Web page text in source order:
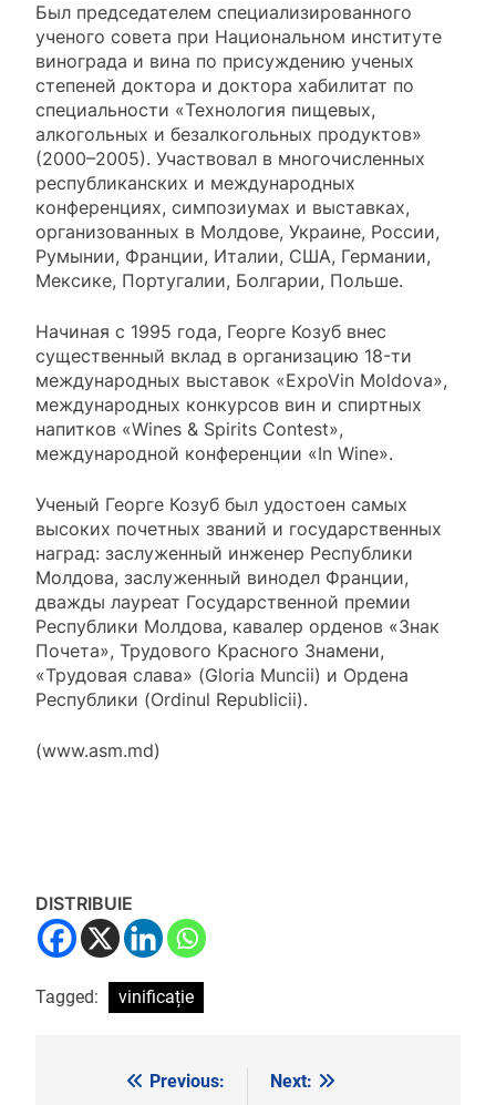
Был председателем специализированного
ученого совета при Национальном институте
винограда и вина по присуждению ученых
степеней доктора и доктора хабилитат по
специальности «Технология пищевых,
алкогольных и безалкогольных продуктов»
(2000–2005). Участвовал в многочисленных
республиканских и международных
конференциях, симпозиумах и выставках,
организованных в Молдове, Украине, России,
Румынии, Франции, Италии, США, Германии,
Мексике, Португалии, Болгарии, Польше.
Начиная с 1995 года, Георге Козуб внес
существенный вклад в организацию 18-ти
международных выставок «ExpoVin Moldova»,
международных конкурсов вин и спиртных
напитков «Wines & Spirits Contest»,
международной конференции «In Wine».
Ученый Георге Козуб был удостоен самых
высоких почетных званий и государственных
наград: заслуженный инженер Республики
Молдова, заслуженный винодел Франции,
дважды лауреат Государственной премии
Республики Молдова, кавалер орденов «Знак
Почета», Трудового Красного Знамени,
«Трудовая слава» (Gloria Muncii) и Ордена
Республики (Ordinul Republicii).
(www.asm.md)
DISTRIBUIE
Tagged: vinificație
NavigarePrevious:
Next: